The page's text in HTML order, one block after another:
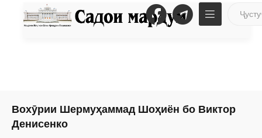
Вохӯрии Шермуҳаммад Шоҳиён бо Виктор
Денисенко